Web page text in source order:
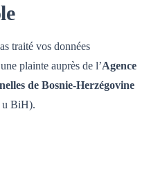
traité vos données
plainte auprès de l’Agence
de Bosnie-Herzégovine
u BiH).